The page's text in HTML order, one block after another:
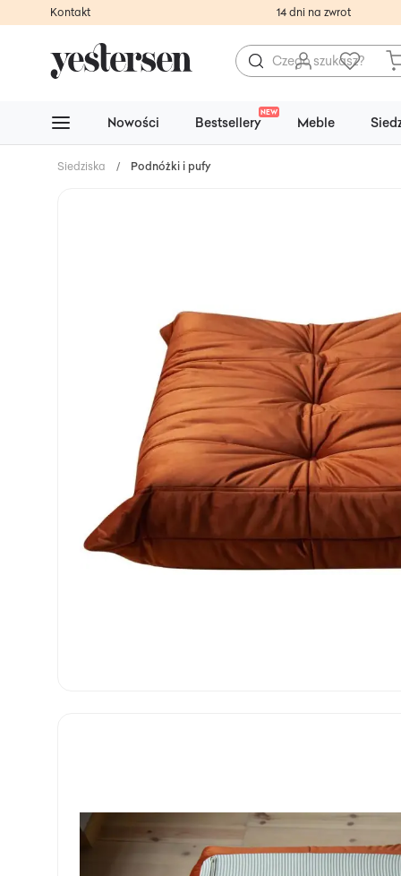
Kontakt 14 dni na zwrot
Nowości Bestsellery
NEW
Meble
Siedziska / Podnóżki i pufy